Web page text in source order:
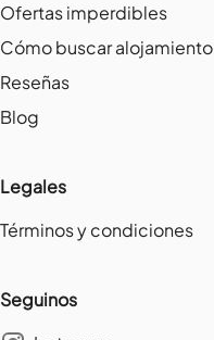
Ofertas imperdibles
Cómo buscar alojamiento
Reseñas
Blog
Legales
Términos y condiciones
Seguinos